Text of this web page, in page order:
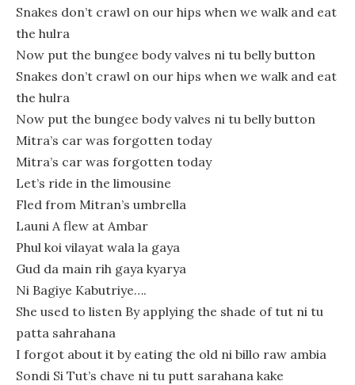
Snakes don’t crawl on our hips when we walk and eat
the hulra
Now put the bungee body valves ni tu belly button
Snakes don’t crawl on our hips when we walk and eat
the hulra
Now put the bungee body valves ni tu belly button
Mitra’s car was forgotten today
Mitra’s car was forgotten today
Let’s ride in the limousine
Fled from Mitran’s umbrella
Launi A flew at Ambar
Phul koi vilayat wala la gaya
Gud da main rih gaya kyarya
Ni Bagiye Kabutriye….
She used to listen By applying the shade of tut ni tu
patta sahrahana
I forgot about it by eating the old ni billo raw ambia
Sondi Si Tut’s chave ni tu putt sarahana kake